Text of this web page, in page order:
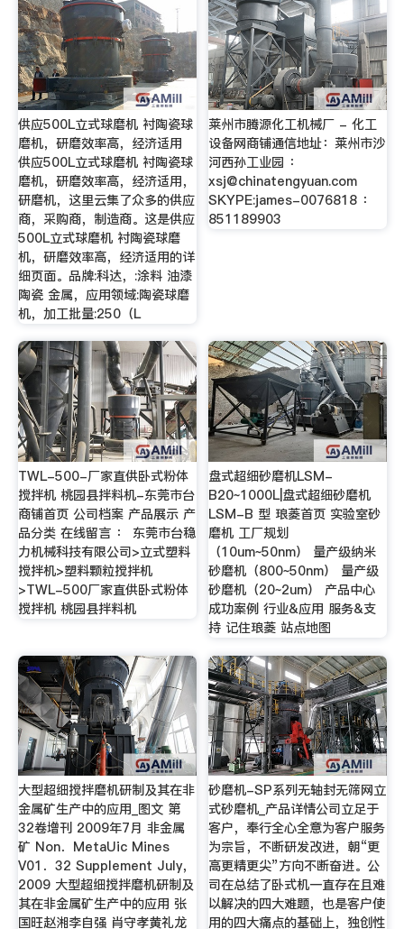
供应500L立式球磨机 衬陶瓷球
磨机，研磨效率高，经济适用
供应500L立式球磨机 衬陶瓷球
磨机，研磨效率高，经济适用，
研磨机，这里云集了众多的供应
商，采购商，制造商。这是供应
500L立式球磨机 衬陶瓷球磨
机，研磨效率高，经济适用的详
细页面。品牌:科达，:涂料 油漆
陶瓷 金属，应用领域:陶瓷球磨
机，加工批量:250（L
莱州市腾源化工机械厂 - 化工
设备网商铺通信地址：莱州市沙
河西孙工业园 ：
xsj@chinatengyuan.com
SKYPE:james-0076818 ：
851189903
TWL-500-厂家直供卧式粉体
搅拌机 桃园县拌料机-东莞市台
商铺首页 公司档案 产品展示 产
品分类 在线留言 ： 东莞市台稳
力机械科技有限公司>立式塑料
搅拌机>塑料颗粒搅拌机
>TWL-500厂家直供卧式粉体
搅拌机 桃园县拌料机
盘式超细砂磨机LSM-
B20~1000L|盘式超细砂磨机
LSM-B 型 琅菱首页 实验室砂
磨机 工厂规划
（10um~50nm） 量产级纳米
砂磨机（800~50nm） 量产级
砂磨机（20~2um） 产品中心
成功案例 行业&应用 服务&支
持 记住琅菱 站点地图
大型超细搅拌磨机研制及其在非
金属矿生产中的应用_图文 第
32卷增刊 2009年7月 非金属
矿 Non．MetaUic Mines
V01．32 Supplement July，
2009 大型超细搅拌磨机研制及
其在非金属矿生产中的应用 张
国旺赵湘李自强 肖守孝黄礼龙
砂磨机-SP系列无轴封无筛网立
式砂磨机_产品详情公司立足于
客户，奉行全心全意为客户服务
为宗旨，不断研发改进，朝“更
高更精更尖”方向不断奋进。公
司在总结了卧式机一直存在且难
以解决的四大难题，也是客户使
用的四大痛点的基础上，独创性